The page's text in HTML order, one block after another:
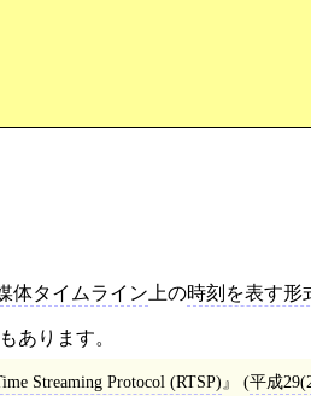
体タイムライン上の時刻を表す形
あります。
Streaming Protocol (RTSP) (平成